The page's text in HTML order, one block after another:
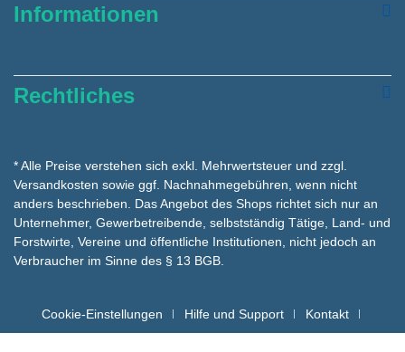
Informationen
Rechtliches
* Alle Preise verstehen sich exkl. Mehrwertsteuer und zzgl.
Versandkosten sowie ggf. Nachnahmegebühren, wenn nicht
anders beschrieben. Das Angebot des Shops richtet sich nur an
Unternehmer, Gewerbetreibende, selbstständig Tätige, Land- und
Forstwirte, Vereine und öffentliche Institutionen, nicht jedoch an
Verbraucher im Sinne des § 13 BGB.
Cookie-Einstellungen Hilfe und Support Kontakt